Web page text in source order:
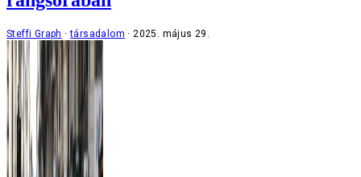
Steffi Graph társadalom 2025. május 29.